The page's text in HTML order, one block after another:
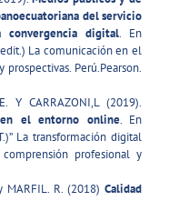
del servicio
digital. En
La comunicación en el
Perú.Pearson.
Y CARRAZONI,L (2019).
en el entorno online. En
La transformación digital
profesional y
MARFIL. R. (2018) Calidad